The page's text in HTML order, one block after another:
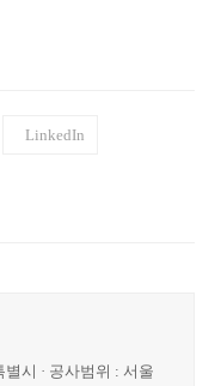
LinkedIn
별시 · 공사범위 : 서울